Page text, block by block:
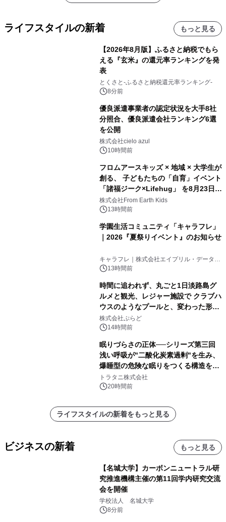
ライフスタイルの新着 もっと見る
【2026年8月版】ふるさと納税でもら
える『玄米』の還元率ランキングを発
表
とくさと-ふるさと納税還元率ランキング-
8分前
優良派遣事業者の認定状況を大手8社
分照合、優良派遣会社ランキング6選
を公開
株式会社cielo azul
10時間前
フロムアースキッズ × 地域 × 大学生が
創る、 子どもたちの「自育」イベント
「諸福ジーク×Lifehug」 を8月23日
(日)開催
株式会社From Earth Kids
13時間前
学園生活コミュニティ「キャラフレ」
｜2026『夏祭りイベント』のお知らせ
キャラフレ｜株式会社エイプリル・データ・
デザインズ
13時間前
時間に追われず、丸ごと1日淡路島グ
ルメと観光、レジャー施設で クラブハ
ウスのようなプールと、変わった形の
サウナも 「THE BOXY AWAJI」のお
得な素泊まり連泊プランで
株式会社ぷらど
14時間前
眠りづらさの正体──シリーズ第三回
浅い呼吸が"二酸化炭素過剰"を生み、
爆睡型の危険な眠りをつくる構造を解
説
トラタニ株式会社
20時間前
ライフスタイルの新着をもっと見る
ビジネスの新着 もっと見る
【名城大学】カーボンニュートラル研
究推進機構主催の第11回学内研究交流
会を開催
学校法人 名城大学
8分前